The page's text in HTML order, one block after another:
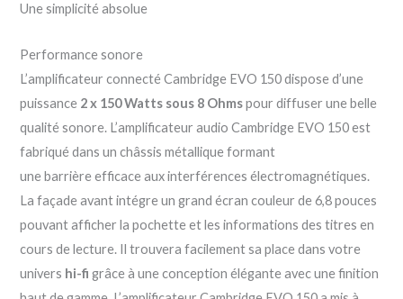
Une simplicité absolue
Performance sonore
L’amplificateur connecté Cambridge EVO 150 dispose d’une
puissance 2 x 150 Watts sous 8 Ohmspour diffuser une belle
qualité sonore. L’amplificateur audio Cambridge EVO 150 est
fabriqué dans un châssis métallique formant
une barrière efficace aux interférences électromagnétiques.
La façade avant intégre un grand écran couleur de 6,8 pouces
pouvant afficher la pochette et les informations des titres en
cours de lecture. Il trouvera facilement sa place dans votre
univers hi-figrâce à une conception élégante avec une finition